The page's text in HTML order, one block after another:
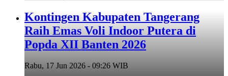
Kontingen Kabupaten Tangerang
Raih Emas Voli Indoor Putera di
Popda XII Banten 2026
Rabu, 17 Jun 2026 - 09:26 WIB